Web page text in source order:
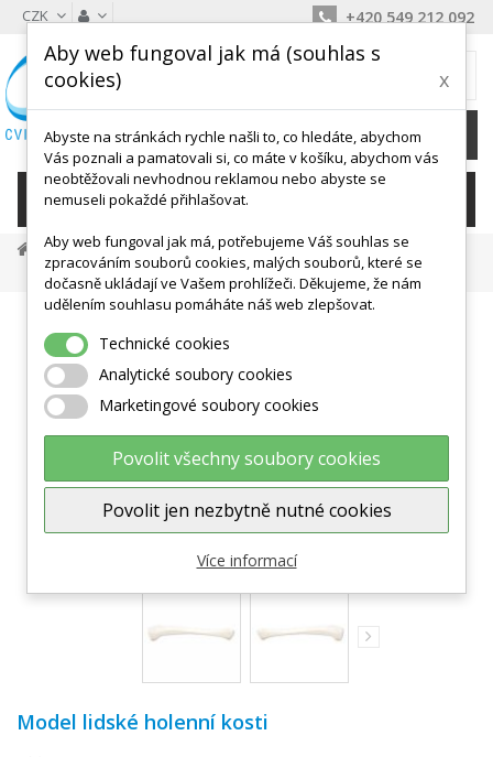
CZK +420 549 212 092
0 Kč
KATEGORIE
Anatomické Výukové Modely
Kostry, Kosti A Klouby
Model Lidské Holenní Kosti
Zobrazit větší
Model lidské holenní kosti
Aby web fungoval jak má (souhlas s
cookies)
x
Abyste na stránkách rychle našli to, co hledáte, abychom
Vás poznali a pamatovali si, co máte v košíku, abychom vás
neobtěžovali nevhodnou reklamou nebo abyste se
nemuseli pokaždé přihlašovat.
Aby web fungoval jak má, potřebujeme Váš souhlas se
zpracováním souborů cookies, malých souborů, které se
dočasně ukládají ve Vašem prohlížeči. Děkujeme, že nám
udělením souhlasu pomáháte náš web zlepšovat.
Technické cookies
Analytické soubory cookies
Marketingové soubory cookies
Povolit všechny soubory cookies
Povolit jen nezbytně nutné cookies
Více informací